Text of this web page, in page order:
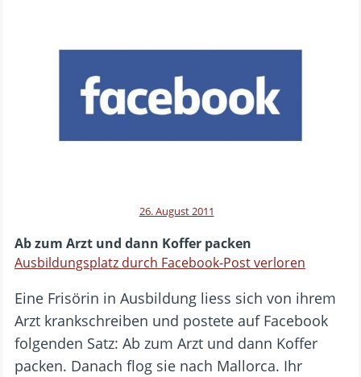
26. August 2011
Ab zum Arzt und dann Koffer packen
Ausbildungsplatz durch Facebook-Post verloren
Eine Frisörin in Ausbildung liess sich von ihrem
Arzt krankschreiben und postete auf Facebook
folgenden Satz: Ab zum Arzt und dann Koffer
packen. Danach flog sie nach Mallorca. Ihr